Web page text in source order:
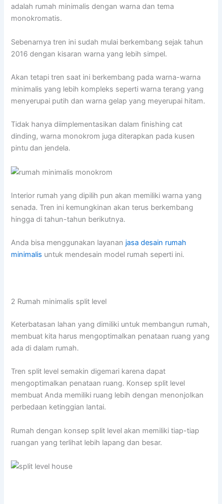
adalah rumah minimalis dengan warna dan tema
monokromatis.
Sebenarnya tren ini sudah mulai berkembang sejak tahun
2016 dengan kisaran warna yang lebih simpel.
Akan tetapi tren saat ini berkembang pada warna-warna
minimalis yang lebih kompleks seperti warna terang yang
menyerupai putih dan warna gelap yang meyerupai hitam.
Tidak hanya diimplementasikan dalam finishing cat
dinding, warna monokrom juga diterapkan pada kusen
pintu dan jendela.
Interior rumah yang dipilih pun akan memiliki warna yang
senada. Tren ini kemungkinan akan terus berkembang
hingga di tahun-tahun berikutnya.
Anda bisa menggunakan layanan jasa desain rumah
minimalis untuk mendesain model rumah seperti ini.
2 Rumah minimalis split level
Keterbatasan lahan yang dimiliki untuk membangun rumah,
membuat kita harus mengoptimalkan penataan ruang yang
ada di dalam rumah.
Tren split level semakin digemari karena dapat
mengoptimalkan penataan ruang. Konsep split level
membuat Anda memiliki ruang lebih dengan menonjolkan
perbedaan ketinggian lantai.
Rumah dengan konsep split level akan memiliki tiap-tiap
ruangan yang terlihat lebih lapang dan besar.